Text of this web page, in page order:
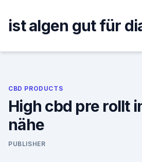
content
ist algen gut für
CBD PRODUCTS
High cbd pre rollt
nähe
PUBLISHER